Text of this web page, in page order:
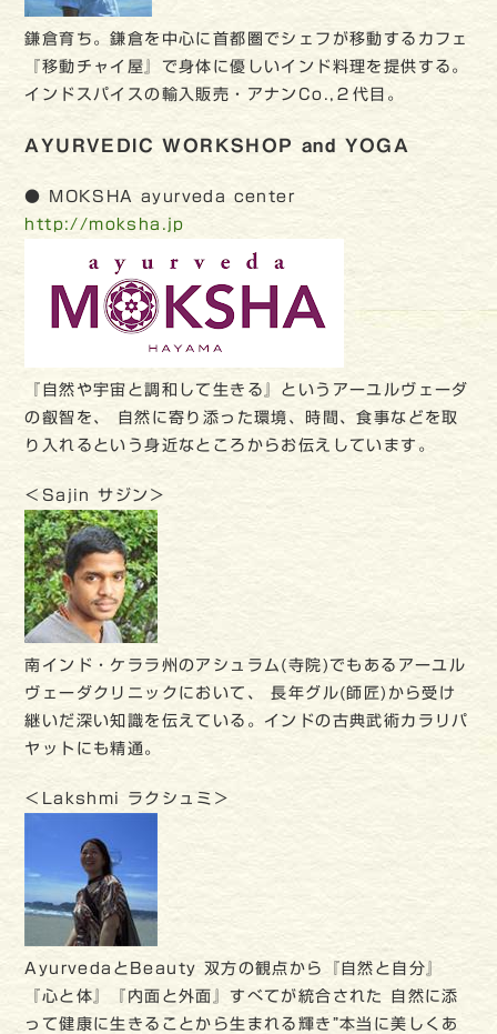
鎌倉育ち。鎌倉を中心に首都圏でシェフが移動するカフェ
『移動チャイ屋』で身体に優しいインド料理を提供する。
インドスパイスの輸入販売・アナンCo.,２代目。
AYURVEDIC WORKSHOP and YOGA
● MOKSHA ayurveda center
http://moksha.jp
『自然や宇宙と調和して生きる』というアーユルヴェーダ
の叡智を、 自然に寄り添った環境、時間、食事などを取
り入れるという身近なところからお伝えしています。
＜Sajin サジン＞
南インド・ケララ州のアシュラム(寺院)でもあるアーユル
ヴェーダクリニックにおいて、 長年グル(師匠)から受け
継いだ深い知識を伝えている。インドの古典武術カラリパ
ヤットにも精通。
＜Lakshmi ラクシュミ＞
AyurvedaとBeauty 双方の観点から『自然と自分』
『心と体』『内面と外面』すべてが統合された 自然に添
って健康に生きることから生まれる輝き”本当に美しくあ